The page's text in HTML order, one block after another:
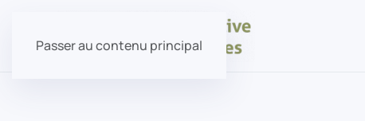
Passer au contenu principal